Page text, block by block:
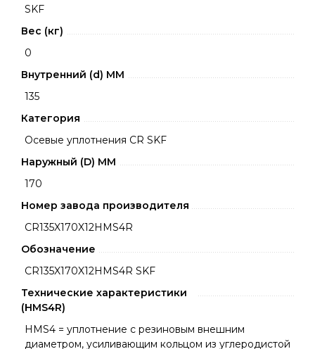
SKF
Вес (кг)
0
Внутренний (d) ММ
135
Категория
Осевые уплотнения CR SKF
Наружный (D) ММ
170
Номер завода производителя
CR135X170X12HMS4R
Обозначение
CR135X170X12HMS4R SKF
Технические характеристики
(HMS4R)
HMS4 = уплотнение с резиновым внешним
диаметром, усиливающим кольцом из углеродистой